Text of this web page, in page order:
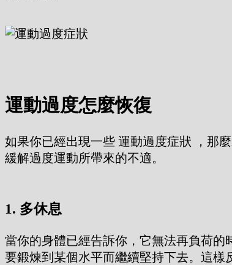
運動過度怎麼恢復
如果你已經出現一些 運動過度症狀 ，那
緩解過度運動所帶來的不適。
1. 多休息
當你的身體已經告訴你，它無法再負荷
要鍛煉到某個水平而繼續堅持下去。這